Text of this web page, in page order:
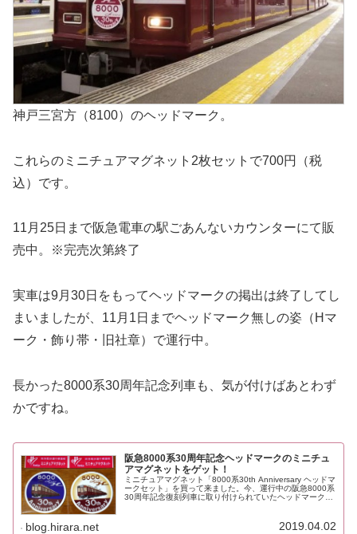
神戸三宮方（8100）のヘッドマーク。
これらのミニチュアマグネット2枚セットで700円（税
込）です。
11月25日まで阪急電車の駅ごあんないカウンターにて販
売中。※完売次第終了
実車は9月30日をもってヘッドマークの掲出は終了してし
まいましたが、11月1日までヘッドマーク無しの姿（Hマ
ーク・飾り帯・旧社章）で運行中。
長かった8000系30周年記念列車も、気が付けばあとわず
かですね。
阪急8000系30周年記念ヘッドマークのミニチュ
アマグネットをゲット！
ミニチュアマグネット「8000系30th Anniversary ヘッドマ
ークセット」を買って来ました。今、運行中の阪急8000系
30周年記念復刻列車に取り付けられていたヘッドマーク。
blog.hirara.net 2019.04.02